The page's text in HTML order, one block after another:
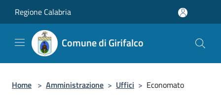
Regione Calabria
Comune di Girifalco
Home > Amministrazione > Uffici > Economato